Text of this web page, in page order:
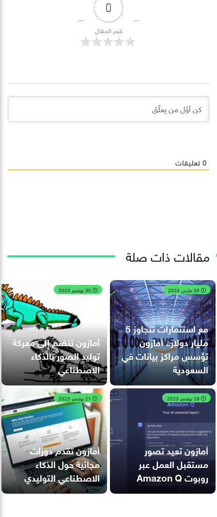
0
قيم المقال
0 تعليقات
مقالات ذات صلة
مع استثمارات تتجاوز 5
مليار دولار.. أمازون
تؤسس مراكز بيانات في
السعودية
أمازون تنضم إلى معركة
توليد الصور بالذكاء
الاصطناعي
أمازون تعيد تصور
مستقبل العمل عبر
روبوت Amazon Q
أمازون تقدم دورات
مجانية حول الذكاء
الاصطناعي التوليدي